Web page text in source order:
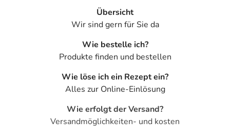
Übersicht
Wir sind gern für Sie da
Wie bestelle ich?
Produkte finden und bestellen
Wie löse ich ein Rezept ein?
Alles zur Online-Einlösung
Wie erfolgt der Versand?
Versandmöglichkeiten- und kosten